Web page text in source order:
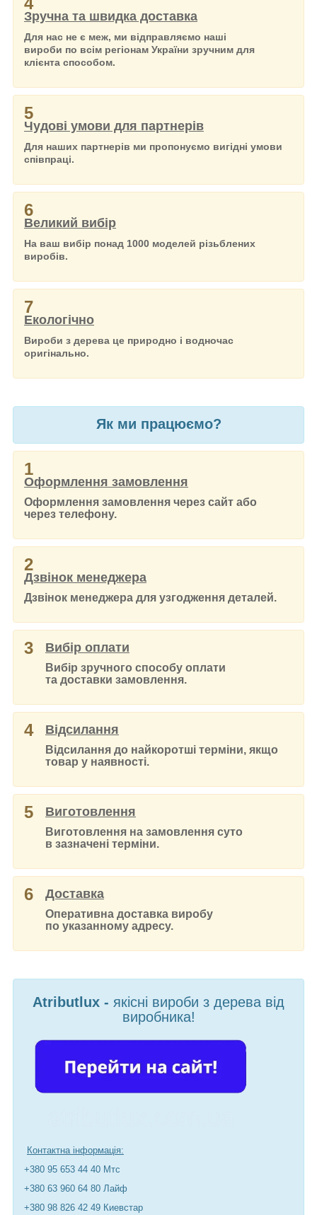
Зручна та швидка доставка
Для нас не є меж, ми відправляємо наші
вироби по всім регіонам України зручним для
клієнта способом.
5
Чудові умови для партнерів
Для наших партнерів ми пропонуємо вигідні умови
співпраці.
6
Великий вибір
На ваш вибір понад 1000 моделей різьблених
виробів.
7
Екологічно
Вироби з дерева це природно і водночас
оригінально.
Як ми працюємо?
1
Оформлення замовлення
Оформлення замовлення через сайт або
через телефону.
2
Дзвінок менеджера
Дзвінок менеджера для узгодження деталей.
3 Вибір оплати
Вибір зручного способу оплати
та доставки замовлення.
4 Відсилання
Відсилання до найкоротші терміни, якщо
товар у наявності.
5 Виготовлення
Виготовлення на замовлення суто
в зазначені терміни.
6 Доставка
Оперативна доставка виробу
по указанному адресу.
Atributlux - якісні вироби з дерева від
виробника!
Контактна інформація:
+380 95 653 44 40 Мтс
+380 63 960 64 80 Лайф
+380 98 826 42 49 Киевстар